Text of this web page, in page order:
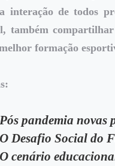
interação de todos
também
formação
Pós pandemia novas
O Desafio Social do
O cenário